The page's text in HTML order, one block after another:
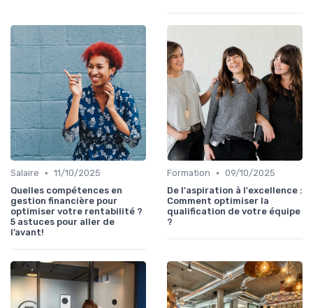
Salaire • 11/10/2025
Quelles compétences en
gestion financière pour
optimiser votre rentabilité ?
5 astuces pour aller de
l’avant!
Formation • 09/10/2025
De l'aspiration à l'excellence :
Comment optimiser la
qualification de votre équipe
?